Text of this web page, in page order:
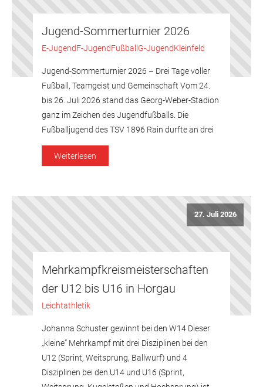
Jugend-Sommerturnier 2026
E-JugendF-JugendFußball G-JugendKleinfeld
Jugend-Sommerturnier 2026 – Drei Tage voller
Fußball, Teamgeist und Gemeinschaft Vom 24.
bis 26. Juli 2026 stand das Georg-Weber-Stadion
ganz im Zeichen des Jugendfußballs. Die
Fußballjugend des TSV 1896 Rain durfte an drei
Turniertagen zahlreiche
Nachwuchsmannschaften begrüßen und
Turnierwochenende erleben. Freitag – G-Jugend
Weiterlesen
27. Juli 2026
Mehrkampfkreismeisterschaften
der U12 bis U16 in Horgau
Leichtathletik
Johanna Schuster gewinnt bei den W14 Dieser
„kleine“ Mehrkampf mit drei Disziplinen bei den
U12 (Sprint, Weitsprung, Ballwurf) und 4
Disziplinen bei den U14 und U16 (Sprint,